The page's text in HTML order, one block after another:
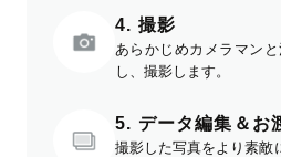
4. 撮影
あらかじめカメラマン
し、撮影します。
5. データ編集＆お
撮影した写真をより素敵